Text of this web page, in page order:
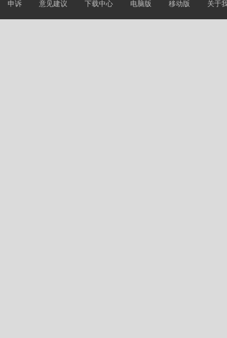
申诉 意见建议 下载中心 电脑版 移动版 关于